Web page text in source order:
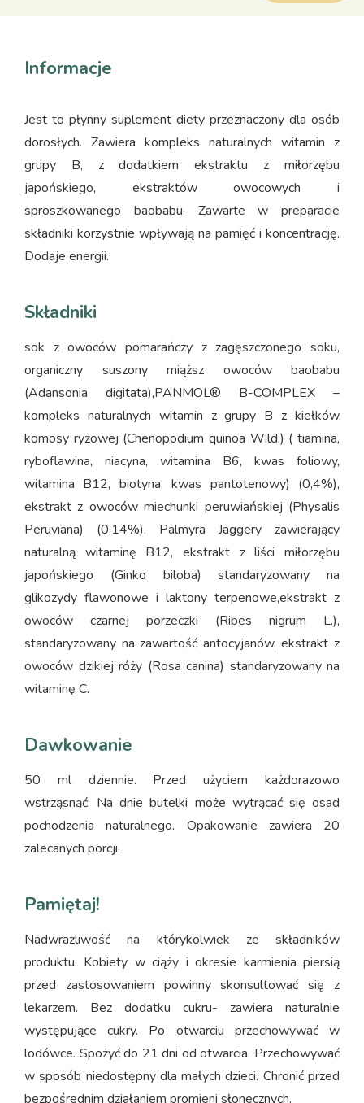
Informacje
Jest to płynny suplement diety przeznaczony dla osób
dorosłych. Zawiera kompleks naturalnych witamin z
grupy B, z dodatkiem ekstraktu z miłorzębu
japońskiego, ekstraktów owocowych i
sproszkowanego baobabu. Zawarte w preparacie
składniki korzystnie wpływają na pamięć i koncentrację.
Dodaje energii.
Składniki
sok z owoców pomarańczy z zagęszczonego soku,
organiczny suszony miąższ owoców baobabu
(Adansonia digitata),PANMOL® B-COMPLEX –
kompleks naturalnych witamin z grupy B z kiełków
komosy ryżowej (Chenopodium quinoa Wild.) ( tiamina,
ryboflawina, niacyna, witamina B6, kwas foliowy,
witamina B12, biotyna, kwas pantotenowy) (0,4%),
ekstrakt z owoców miechunki peruwiańskiej (Physalis
Peruviana) (0,14%), Palmyra Jaggery zawierający
naturalną witaminę B12, ekstrakt z liści miłorzębu
japońskiego (Ginko biloba) standaryzowany na
glikozydy flawonowe i laktony terpenowe,ekstrakt z
owoców czarnej porzeczki (Ribes nigrum L.),
standaryzowany na zawartość antocyjanów, ekstrakt z
owoców dzikiej róży (Rosa canina) standaryzowany na
witaminę C.
Dawkowanie
50 ml dziennie. Przed użyciem każdorazowo
wstrząsnąć. Na dnie butelki może wytrącać się osad
pochodzenia naturalnego. Opakowanie zawiera 20
zalecanych porcji.
Pamiętaj!
Nadwrażliwość na którykolwiek ze składników
produktu. Kobiety w ciąży i okresie karmienia piersią
przed zastosowaniem powinny skonsultować się z
lekarzem. Bez dodatku cukru- zawiera naturalnie
występujące cukry. Po otwarciu przechowywać w
lodówce. Spożyć do 21 dni od otwarcia. Przechowywać
w sposób niedostępny dla małych dzieci. Chronić przed
bezpośrednim działaniem promieni słonecznych.